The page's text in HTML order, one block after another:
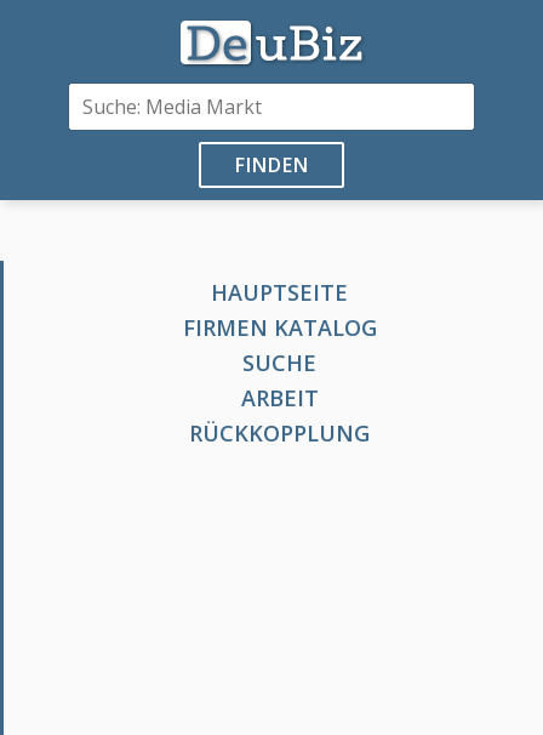
FINDEN
HAUPTSEITE
FIRMEN KATALOG
SUCHE
ARBEIT
RÜCKKOPPLUNG